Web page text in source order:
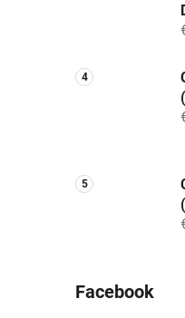
Facebook